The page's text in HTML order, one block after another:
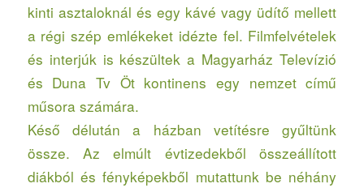
kinti asztaloknál és egy kávé vagy üdítő mellett
a régi szép emlékeket idézte fel. Filmfelvételek
és interjúk is készültek a Magyarház Televízió
és Duna Tv Öt kontinens egy nemzet című
műsora számára.
Késő délután a házban vetítésre gyűltünk
össze. Az elmúlt évtizedekből összeállított
diákból és fényképekből mutattunk be néhány